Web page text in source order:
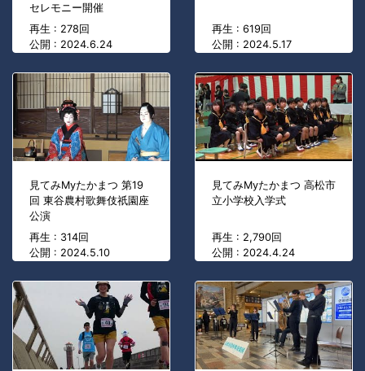
セレモニー開催
再生 : 278回
公開 : 2024.6.24
再生 : 619回
公開 : 2024.5.17
見てみMyたかまつ 第19
回 東谷農村歌舞伎祇園座
公演
再生 : 314回
公開 : 2024.5.10
見てみMyたかまつ 高松市
立小学校入学式
再生 : 2,790回
公開 : 2024.4.24